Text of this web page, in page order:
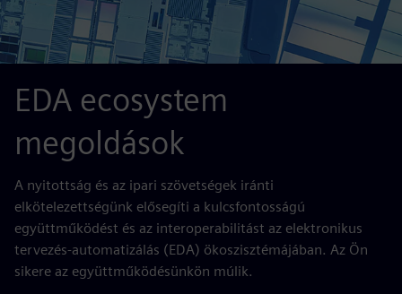
EDA ecosystem
megoldások
A nyitottság és az ipari szövetségek iránti
elkötelezettségünk elősegíti a kulcsfontosságú
együttműködést és az interoperabilitást az elektronikus
tervezés-automatizálás (EDA) ökoszisztémájában. Az Ön
sikere az együttműködésünkön múlik.